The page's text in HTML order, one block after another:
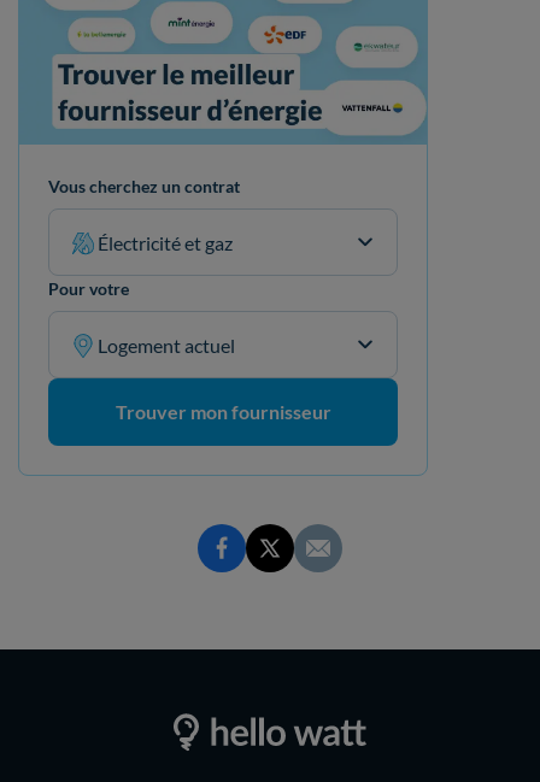
Vous cherchez un contrat
Électricité et gaz
Pour votre
Logement actuel
Trouver mon fournisseur